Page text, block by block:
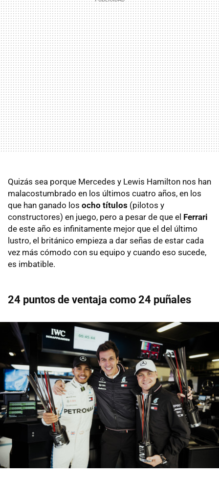
Quizás sea porque Mercedes y Lewis Hamilton nos han
malacostumbrado en los últimos cuatro años, en los
que han ganado los ocho títulos (pilotos y
constructores) en juego, pero a pesar de que el Ferrari
de este año es infinitamente mejor que el del último
lustro, el británico empieza a dar señas de estar cada
vez más cómodo con su equipo y cuando eso sucede,
es imbatible.
24 puntos de ventaja como 24 puñales